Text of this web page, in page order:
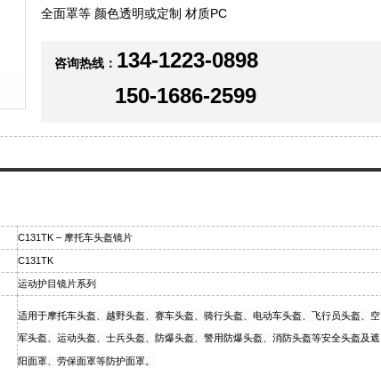
全面罩等 颜色透明或定制 材质PC
咨询热线： 134-1223-0898
150-1686-2599
C131TK – 摩托车头盔镜片
C131TK
运动护目镜片系列
适用于摩托车头盔、越野头盔、赛车头盔、骑行头盔、电动车头盔、飞行员头盔、空
军头盔、运动头盔、士兵头盔、防爆头盔、警用防爆头盔、消防头盔等安全头盔及遮
阳面罩、劳保面罩等防护面罩。